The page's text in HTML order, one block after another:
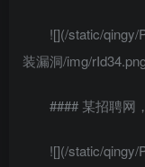
![](/static/qingy/
装漏洞/img/
#### 某招聘网
![](/static/qingy/